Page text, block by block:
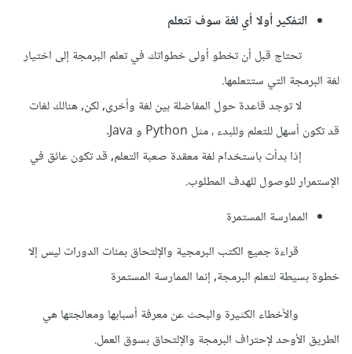
التفكير أولا أي لغة سوف تتعلم
تحتاج قبل أن تخطو أولى خطواتك في تعلم البرمجة إلى اختيار
لغة البرمجة التي ستتعلمها.
لا توجد قاعدة حول المفاضلة بين لغة وأخرى, لكن, هنالك لغات
قد تكون أسهل للتعلم وللبدء ، مثل Python و Java.
إذا بدأت باستخدام لغة معقدة صعبة التعلم, قد تكون عائق في
الإستمرار للوصول للهدف المطلوب.
الممارسة المستمرة
قراءة جميع الكتب البرمجية والإلتحاق بمئات الدورات ليس إلا
خطوة بسيطة لتعلم البرمجة, إنما الممارسة المستمرة
والأخطاء الكثيرة والبحث عن معرفة أسبابها ومعالجتها هي
الطريق الأوحد لإحتراف البرمجة والإلتحاق بسوق العمل.